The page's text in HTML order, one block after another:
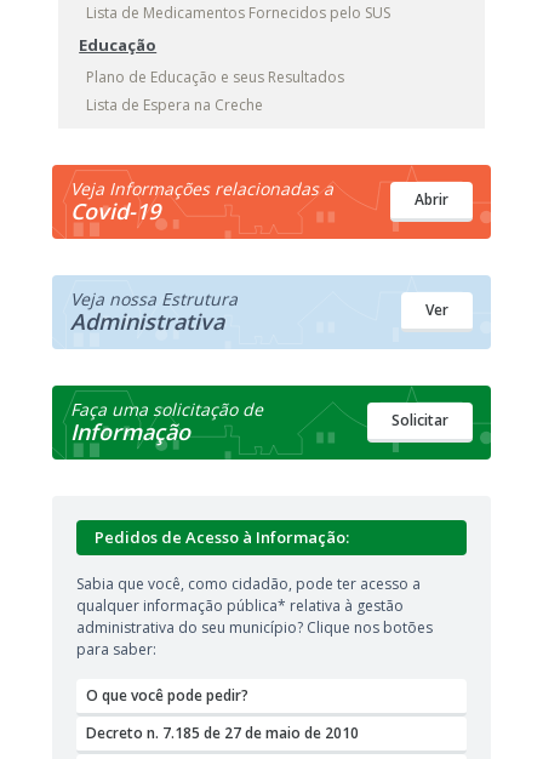
Lista de Medicamentos Fornecidos pelo SUS
Educação
Plano de Educação e seus Resultados
Lista de Espera na Creche
Veja Informações relacionadas a
Covid-19 Abrir
Veja nossa Estrutura
Administrativa Ver
Faça uma solicitação de
Informação Solicitar
Pedidos de Acesso à Informação:
Sabia que você, como cidadão, pode ter acesso a
qualquer informação pública* relativa à gestão
administrativa do seu município? Clique nos botões
para saber:
O que você pode pedir?
Decreto n. 7.185 de 27 de maio de 2010